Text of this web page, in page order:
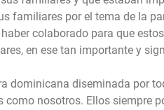
familiares por el tema de la
colaborado para que
en ese tan importante y
dominicana diseminada por
como nosotros. Ellos siempre